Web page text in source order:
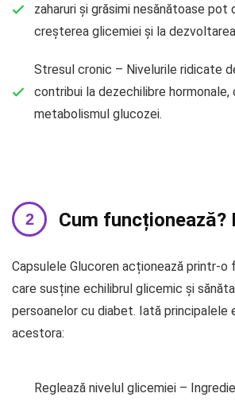
zaharuri și grăsimi nesănătoase pot
creșterea glicemiei și la
Stresul cronic – Nivelurile ridicate
contribui la dezechilibre
metabolismul glucozei.
Cum funcționează?
Capsulele Glucoren acționează printr-o
care susține echilibrul glicemic și
persoanelor cu diabet. Iată principalele
acestora:
Reglează nivelul glicemiei –